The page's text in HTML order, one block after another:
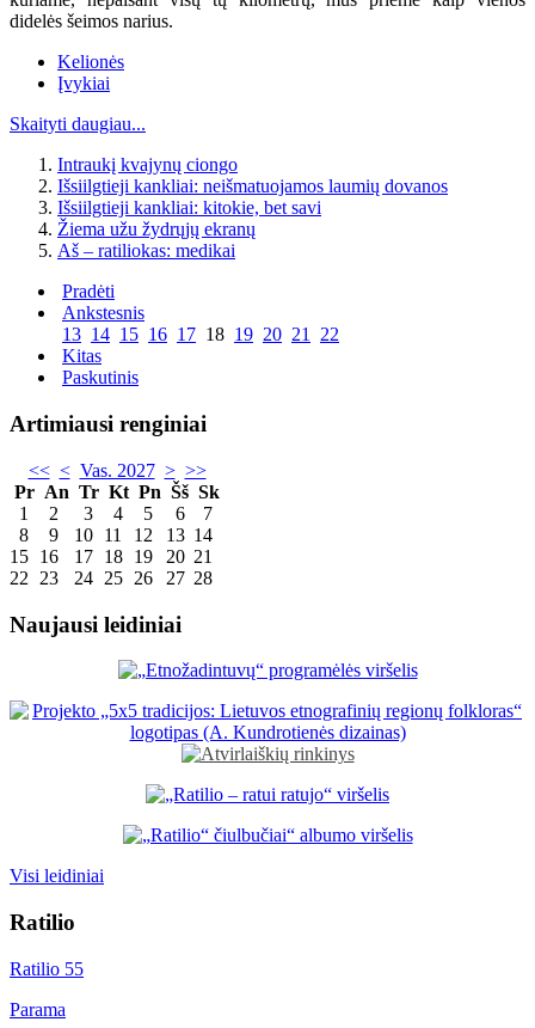
didelės šeimos narius.
Kelionės
Įvykiai
Skaityti daugiau...
Intraukį kvajynų ciongo
Išsiilgtieji kankliai: neišmatuojamos laumių dovanos
Išsiilgtieji kankliai: kitokie, bet savi
Žiema užu žydrųjų ekranų
Aš – ratiliokas: medikai
Pradėti
Ankstesnis
13 14 15 16 17 18 19 20 21 22
Kitas
Paskutinis
Artimiausi renginiai
<< < Vas. 2027 > >>
Pr An Tr Kt Pn Šš Sk
1
2 3 4 5 6
7
8
9 10 11 12 13 14
15 16 17 18 19 20 21
22
23 24 25 26 27 28
Naujausi leidiniai
Visi leidiniai
Ratilio
Ratilio 55
Parama